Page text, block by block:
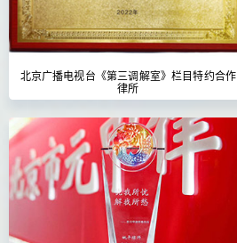
北京广播电视台《第三调解室》栏目特约合作
律所